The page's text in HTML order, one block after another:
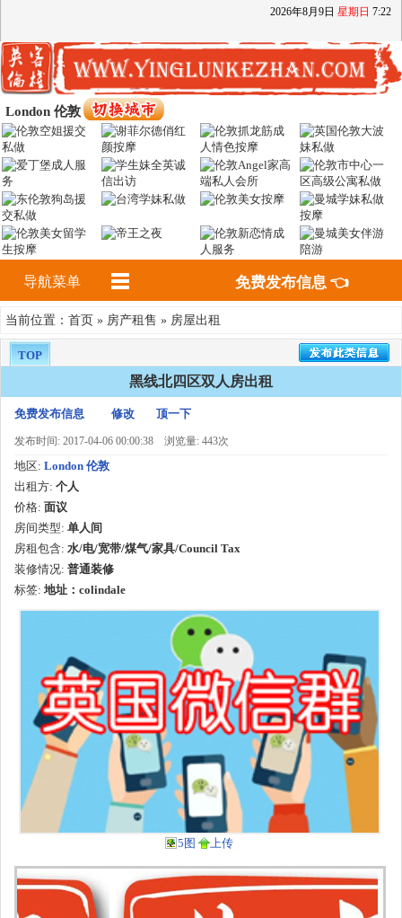
2026年8月 9日 星期日 7:22
London 伦敦
导航菜单 免费发布信息 👈
当前位置： 首页 » 房产租售 » 房屋出租
TOP
黑线北四区双人房出租
免费发布信息 修改 顶一下
发布时间: 2017-04-06 00:00:38 浏览量: 443次
地区: London 伦敦
出租方: 个人
价格: 面议
房间类型: 单人间
房租包含: 水/电/宽带/煤气/家具/Council Tax
装修情况: 普通装修
标签: 地址：colindale
5图 上传